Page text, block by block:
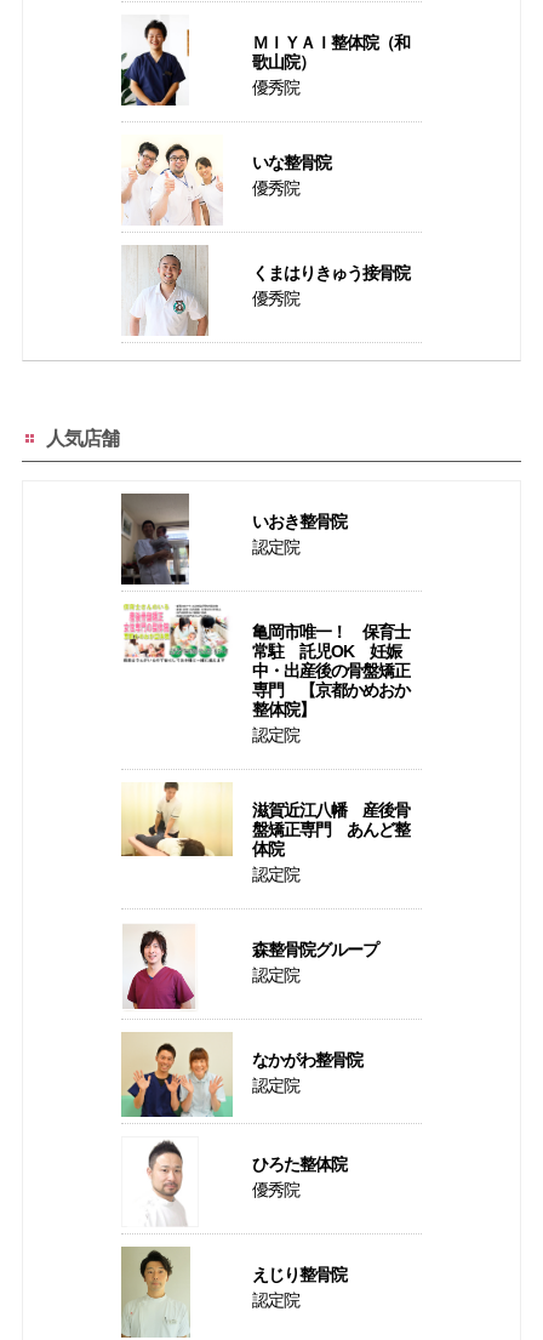
ＭＩＹＡＩ整体院（和
歌山院）
優秀院
いな整骨院
優秀院
くまはりきゅう接骨院
優秀院
人気店舗
いおき整骨院
認定院
亀岡市唯一！ 保育士
常駐 託児OK 妊娠
中・出産後の骨盤矯正
専門 【京都かめおか
整体院】
認定院
滋賀近江八幡 産後骨
盤矯正専門 あんど整
体院
認定院
森整骨院グループ
認定院
なかがわ整骨院
認定院
ひろた整体院
優秀院
えじり整骨院
認定院